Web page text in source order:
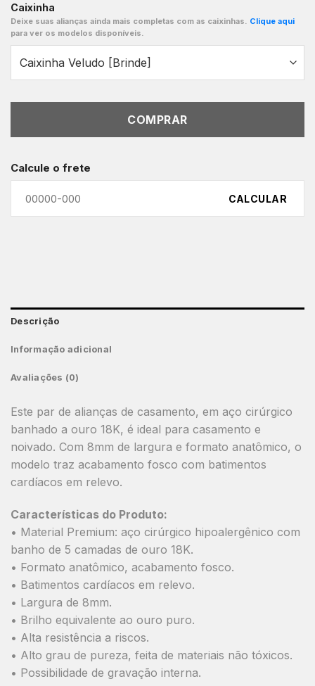
Caixinha
Deixe suas alianças ainda mais completas com as caixinhas. Clique aqui
para ver os modelos disponíveis.
COMPRAR
Calcule o frete
CALCULAR
Descrição
Informação adicional
Avaliações (0)
Este par de alianças de casamento, em aço cirúrgico
banhado a ouro 18K, é ideal para casamento e
noivado. Com 8mm de largura e formato anatômico, o
modelo traz acabamento fosco com batimentos
cardíacos em relevo.
Características do Produto:
• Material Premium: aço cirúrgico hipoalergênico com
banho de 5 camadas de ouro 18K.
• Formato anatômico, acabamento fosco.
• Batimentos cardíacos em relevo.
• Largura de 8mm.
• Brilho equivalente ao ouro puro.
• Alta resistência a riscos.
• Alto grau de pureza, feita de materiais não tóxicos.
• Possibilidade de gravação interna.